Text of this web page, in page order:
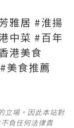
雅居 #淮揚
中菜 #百年
港美食
食推薦
立場。因此本站對
負任何法律責